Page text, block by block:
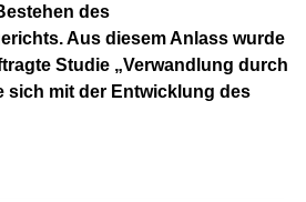
des
Aus diesem Anlass wurde
Studie „Verwandlung durch
sich mit der Entwicklung des